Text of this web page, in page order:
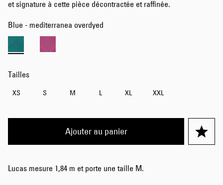
et signature à cette pièce décontractée et raffinée.
Blue - mediterranea overdyed
Tailles
XS S M L XL XXL
Ajouter au panier
Lucas mesure 1,84 m et porte une taille M.